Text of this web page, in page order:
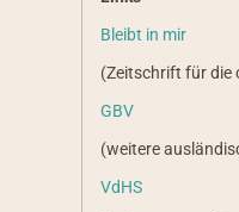
Bleibt in mir
(Zeitschrift für die
GBV
(weitere
VdHS